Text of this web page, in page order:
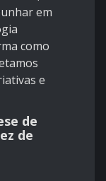
em
como
e
de
de